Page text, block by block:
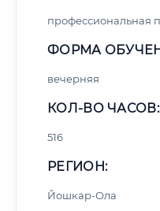
профессиональная
ФОРМА
вечерняя
КОЛ-ВО ЧАСОВ:
516
РЕГИОН:
Йошкар-Ола